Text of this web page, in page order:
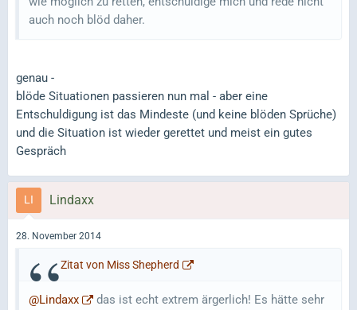
auch noch blöd daher.
genau -
blöde Situationen passieren nun mal - aber eine
Entschuldigung ist das Mindeste (und keine blöden Sprüche)
und die Situation ist wieder gerettet und meist ein gutes
Gespräch
Lindaxx
28. November 2014
Zitat von Miss Shepherd
@Lindaxx
das ist echt extrem ärgerlich! Es hätte sehr